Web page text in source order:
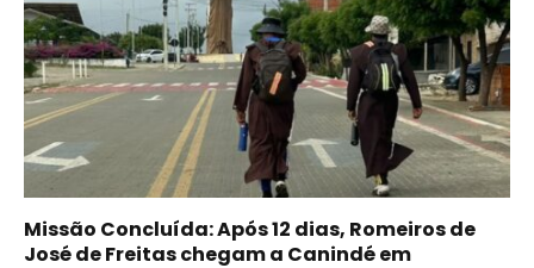
Missão Concluída: Após 12 dias, Romeiros de
José de Freitas chegam a Canindé em